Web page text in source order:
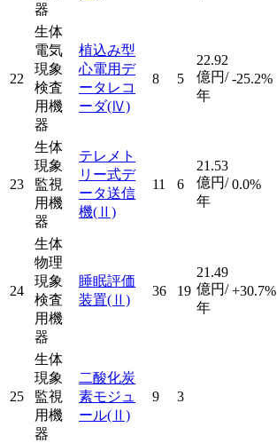
器
22
生体
電気
現象
検査
用機
器
植込み型
心電用デ
ータレコ
ーダ(Ⅳ)
8 5
22.92
億円/
年
-25.2%
23
生体
現象
監視
用機
器
テレメト
リー式デ
ータ送信
機(Ⅱ)
11 6
21.53
億円/
年
0.0%
24
生体
物理
現象
検査
用機
器
睡眠評価
装置(Ⅱ)
36 19
21.49
億円/
年
+30.7%
25
生体
現象
監視
用機
器
二酸化炭
素モジュ
ール(Ⅱ)
9 3